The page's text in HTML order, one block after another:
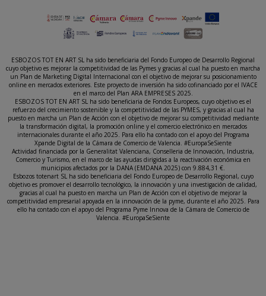
ESBOZOS TOT EN ART SL ha sido beneficiaria del Fondo Europeo de Desarrollo Regional
cuyo objetivo es mejorar la competitividad de las Pymes y gracias al cual ha puesto en marcha
un Plan de Marketing Digital Internacional con el objetivo de mejorar su posicionamiento
online en mercados exteriores. Este proyecto de inversión ha sido cofinanciado por el IVACE
en el marco del Plan ARA EMPRESES 2025.
ESBOZOS TOT EN ART SL ha sido beneficiaria de Fondos Europeos, cuyo objetivo es el
refuerzo del crecimiento sostenible y la competitividad de las PYMES, y gracias al cual ha
puesto en marcha un Plan de Acción con el objetivo de mejorar su competitividad mediante
la transformación digital, la promoción online y el comercio electrónico en mercados
internacionales durante el año 2025. Para ello ha contado con el apoyo del Programa
Xpande Digital de la Cámara de Comercio de Valencia. #EuropaSeSiente
Actividad financiada por la Generalitat Valenciana, Conselleria de Innovación, Industria,
Comercio y Turismo, en el marco de las ayudas dirigidas a la reactivación económica en
municipios afectados por la DANA (EMDANA 2025) con 9.884,31 €.
Esbozos totenart SL ha sido beneficiaria del Fondo Europeo de Desarrollo Regional, cuyo
objetivo es promover el desarrollo tecnológico, la innovación y una investigación de calidad,
gracias al cual ha puesto en marcha un Plan de Acción con el objetivo de mejorar la
competitividad empresarial apoyada en la innovación de la pyme, durante el año 2025. Para
ello ha contado con el apoyo del Programa Pyme Innova de la Cámara de Comercio de
Valencia. #EuropaSeSiente